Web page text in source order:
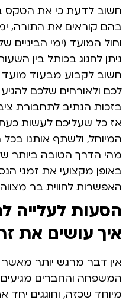
חשוב לדעת כי את הטקס
בהם קוראים את התורה,
וחול המועד (ימי הביניים
חשוב לקבוע מבעוד
לכם ולאורחים שלכם
בזכות הנתיב לתחבורת
אז כל שעליכם לעשות
המיוחל, ולשתף אותנו
מהי הדרך הטובה ביותר
באופן מקצועי את זמני
האפשרות לחווית בר
הסעות לעלייה
איך עושים את
אין דבר מרגש יותר מאשר
המשפחה והחברים
מיוחד שכזה, וחוגגים